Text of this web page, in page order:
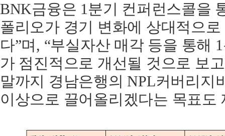
BNK금융은 1분기 컨퍼런스콜을
폴리오가 경기 변화에 상대적으
다”며, “부실자산 매각 등을 통해
가 점진적으로 개선될 것으로 보
말까지 경남은행의 NPL커버리지
이상으로 끌어올리겠다는 목표도